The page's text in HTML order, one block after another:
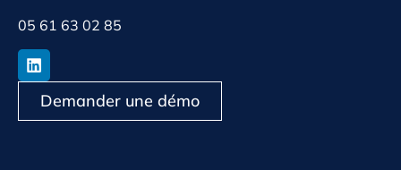
05 61 63 02 85
Demander une démo